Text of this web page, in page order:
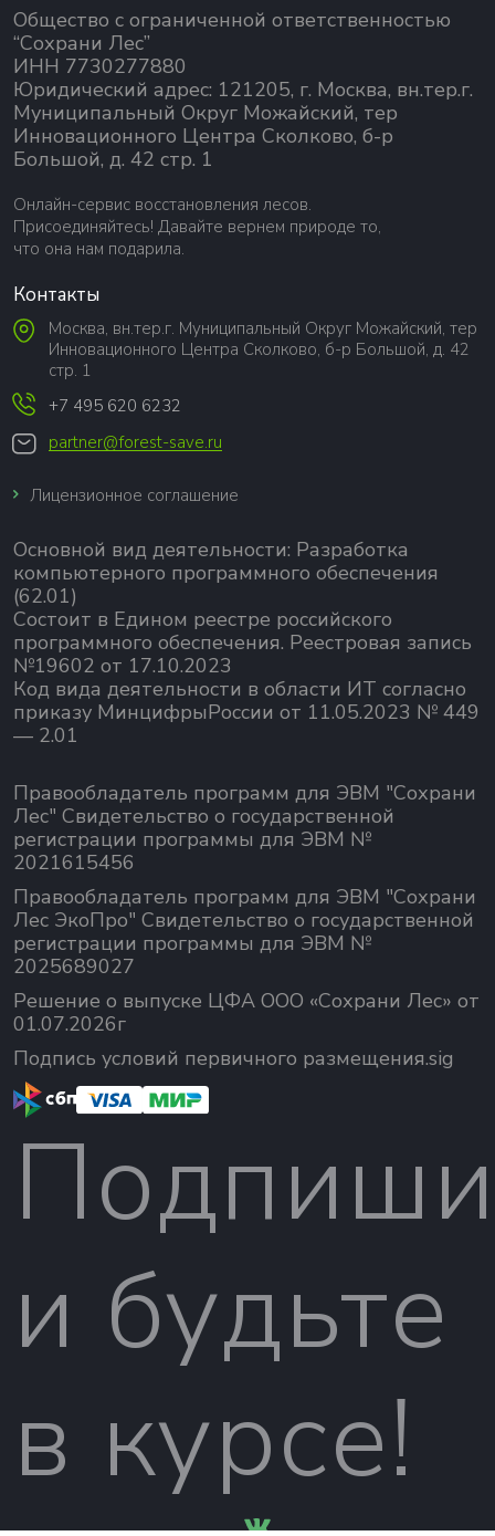
Общество с ограниченной ответственностью
“Сохрани Лес”
ИНН 7730277880
Юридический адрес: 121205, г. Москва, вн.тер.г.
Муниципальный Округ Можайский, тер
Инновационного Центра Сколково, б-р
Большой, д. 42 стр. 1
Онлайн-сервис восстановления лесов.
Присоединяйтесь! Давайте вернем природе то,
что она нам подарила.
Контакты
Москва, вн.тер.г. Муниципальный Округ Можайский, тер
Инновационного Центра Сколково, б-р Большой, д. 42
стр. 1
+7 495 620 6232
partner@forest-save.ru
Лицензионное соглашение
Основной вид деятельности: Разработка
компьютерного программного обеспечения
(62.01)
Состоит в Едином реестре российского
программного обеспечения. Реестровая запись
№19602 от 17.10.2023
Код вида деятельности в области ИТ согласно
приказу МинцифрыРоссии от 11.05.2023 № 449
— 2.01
Правообладатель программ для ЭВМ "Сохрани
Лес" Свидетельство о государственной
регистрации программы для ЭВМ №
2021615456
Правообладатель программ для ЭВМ "Сохрани
Лес ЭкоПро" Свидетельство о государственной
регистрации программы для ЭВМ №
2025689027
Решение о выпуске ЦФА ООО «Сохрани Лес» от
01.07.2026г
Подпись условий первичного размещения.sig
и будьте
в курсе!